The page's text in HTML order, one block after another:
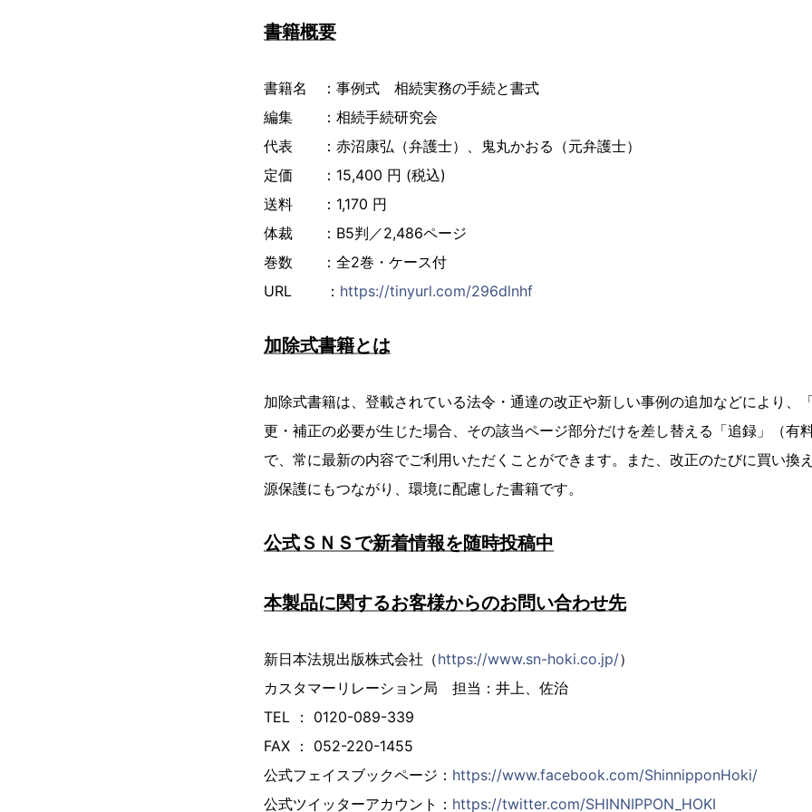
書籍概要
書籍名 ：事例式 相続実務の手続と書式
編集 ：相続手続研究会
代表 ：赤沼康弘（弁護士）、鬼丸かおる（元弁護士）
定価 ：15,400 円 (税込)
送料 ：1,170 円
体裁 ：B5判／2,486ページ
巻数 ：全2巻・ケース付
URL ： https://tinyurl.com/296dlnhf
加除式書籍とは
加除式書籍は、登載されている法令・通達の改正や新しい事例の追加などにより、
更・補正の必要が生じた場合、その該当ページ部分だけを差し替える「追録」（有
で、常に最新の内容でご利用いただくことができます。また、改正のたびに買い換
源保護にもつながり、環境に配慮した書籍です。
公式ＳＮＳで新着情報を随時投稿中
本製品に関するお客様からのお問い合わせ先
新日本法規出版株式会社（https://www.sn-hoki.co.jp/）
カスタマーリレーション局 担当：井上、佐治
TEL ： 0120-089-339
FAX ： 052-220-1455
公式フェイスブックページ： https://www.facebook.com/ShinnipponHoki/
公式ツイッターアカウント： https://twitter.com/SHINNIPPON_HOKI